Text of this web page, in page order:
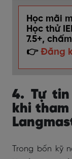
Học mãi
Học thử
7.5+,
👉 Đăng
4. Tự tin
khi tham
Trong bốn kỹ